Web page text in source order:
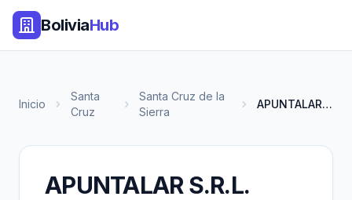
BoliviaHub
Inicio
Santa
Cruz
Santa Cruz de la
Sierra
APUNTALAR S.R.L.
APUNTALAR S.R.L.